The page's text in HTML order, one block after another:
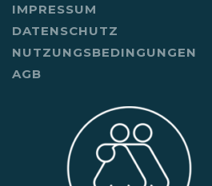
IMPRESSUM
DATENSCHUTZ
NUTZUNGSBEDINGUNGEN
AGB